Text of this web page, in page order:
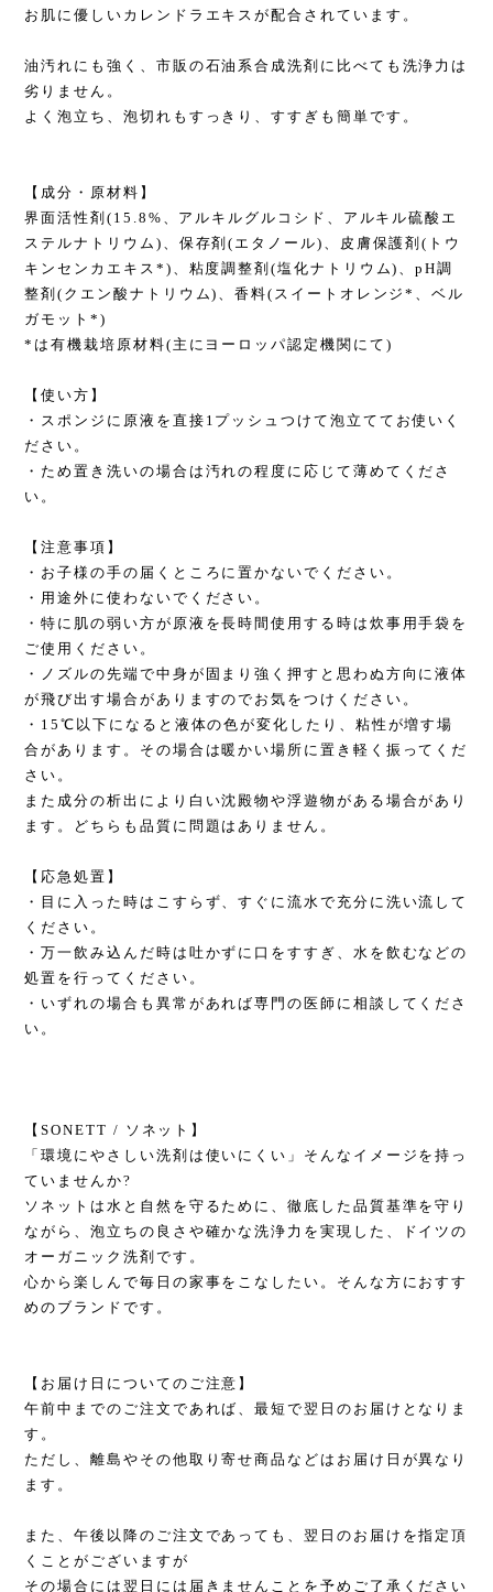
お肌に優しいカレンドラエキスが配合されています。
油汚れにも強く、市販の石油系合成洗剤に比べても洗浄力は
劣りません。
よく泡立ち、泡切れもすっきり、すすぎも簡単です。
【成分・原材料】
界面活性剤(15.8%、アルキルグルコシド、アルキル硫酸エ
ステルナトリウム)、保存剤(エタノール)、皮膚保護剤(トウ
キンセンカエキス*)、粘度調整剤(塩化ナトリウム)、pH調
整剤(クエン酸ナトリウム)、香料(スイートオレンジ*、ベル
ガモット*)
*は有機栽培原材料(主にヨーロッパ認定機関にて)
【使い方】
・スポンジに原液を直接1プッシュつけて泡立ててお使いく
ださい。
・ため置き洗いの場合は汚れの程度に応じて薄めてくださ
い。
【注意事項】
・お子様の手の届くところに置かないでください。
・用途外に使わないでください。
・特に肌の弱い方が原液を長時間使用する時は炊事用手袋を
ご使用ください。
・ノズルの先端で中身が固まり強く押すと思わぬ方向に液体
が飛び出す場合がありますのでお気をつけください。
・15℃以下になると液体の色が変化したり、粘性が増す場
合があります。その場合は暖かい場所に置き軽く振ってくだ
さい。
また成分の析出により白い沈殿物や浮遊物がある場合があり
ます。どちらも品質に問題はありません。
【応急処置】
・目に入った時はこすらず、すぐに流水で充分に洗い流して
ください。
・万一飲み込んだ時は吐かずに口をすすぎ、水を飲むなどの
処置を行ってください。
・いずれの場合も異常があれば専門の医師に相談してくださ
い。
【SONETT / ソネット】
「環境にやさしい洗剤は使いにくい」そんなイメージを持っ
ていませんか?
ソネットは水と自然を守るために、徹底した品質基準を守り
ながら、泡立ちの良さや確かな洗浄力を実現した、ドイツの
オーガニック洗剤です。
心から楽しんで毎日の家事をこなしたい。そんな方におすす
めのブランドです。
【お届け日についてのご注意】
午前中までのご注文であれば、最短で翌日のお届けとなりま
す。
ただし、離島やその他取り寄せ商品などはお届け日が異なり
ます。
また、午後以降のご注文であっても、翌日のお届けを指定頂
くことがございますが
その場合には翌日には届きませんことを予めご了承ください